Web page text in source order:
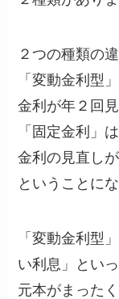
２つの種類の
「変動金利型
金利が年２回
「固定金利」
金利の見直しが
ということにな
「変動金利型
い利息」とい
元本がまった